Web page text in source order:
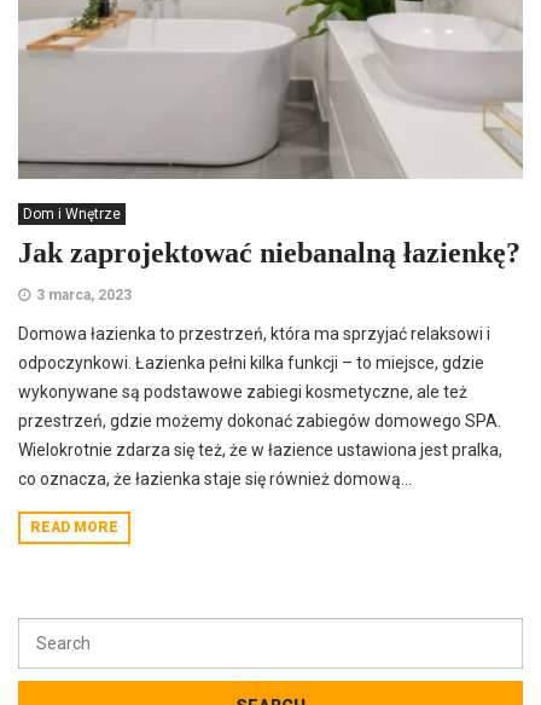
Dom i Wnętrze
Jak zaprojektować niebanalną łazienkę?
3 marca, 2023
Domowa łazienka to przestrzeń, która ma sprzyjać relaksowi i
odpoczynkowi. Łazienka pełni kilka funkcji – to miejsce, gdzie
wykonywane są podstawowe zabiegi kosmetyczne, ale też
przestrzeń, gdzie możemy dokonać zabiegów domowego SPA.
Wielokrotnie zdarza się też, że w łazience ustawiona jest pralka,
co oznacza, że łazienka staje się również domową...
READ MORE